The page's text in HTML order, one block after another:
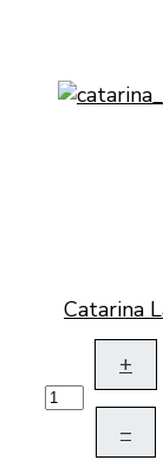
Catarina
+
–